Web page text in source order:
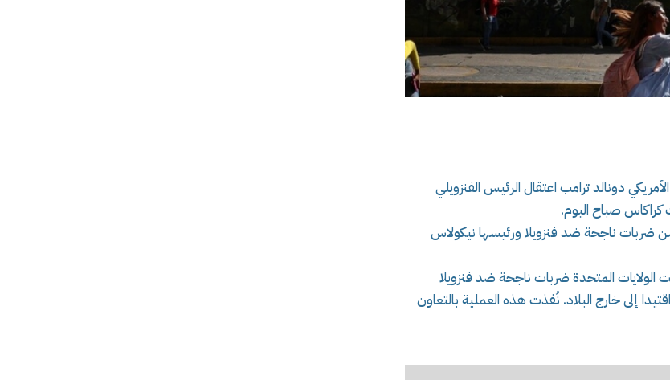
دونالد ترامب اعتقال الرئيس الفنزويلي
صباح اليوم.
ضربات ناجحة ضد فنزويلا ورئيسها نيكولاس
المتحدة ضربات ناجحة ضد فنزويلا
إلى خارج البلاد. نُفذت هذه العملية بالتعاون